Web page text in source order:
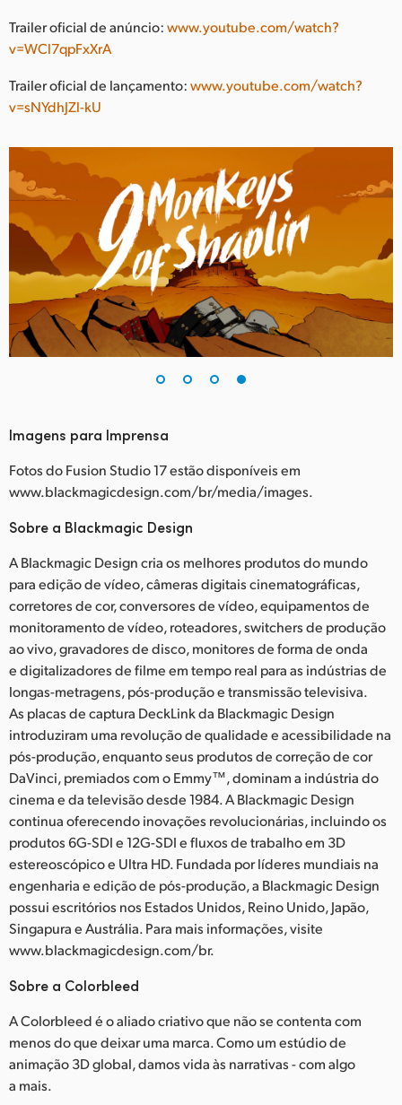
Trailer oficial de anúncio:www.youtube.com/watch?
v=WCl7qpFxXrA
Trailer oficial de lançamento:www.youtube.com/watch?
v=sNYdhJZl-kU
Imagens para Imprensa
Fotos do Fusion Studio 17 estão disponíveis em
www.blackmagicdesign.com/br/media/images.
Sobre a Blackmagic Design
A Blackmagic Design cria os melhores produtos do mundo
para edição de vídeo, câmeras digitais cinematográficas,
corretores de cor, conversores de vídeo, equipamentos de
monitoramento de vídeo, roteadores, switchers de produção
ao vivo, gravadores de disco, monitores de forma de onda
e digitalizadores de filme em tempo real para as indústrias de
longas-metragens, pós-produção e transmissão televisiva.
As placas de captura DeckLink da Blackmagic Design
introduziram uma revolução de qualidade e acessibilidade na
pós-produção, enquanto seus produtos de correção de cor
DaVinci, premiados com o Emmy™, dominam a indústria do
cinema e da televisão desde 1984. A Blackmagic Design
continua oferecendo inovações revolucionárias, incluindo os
produtos 6G-SDI e 12G-SDI e fluxos de trabalho em 3D
estereoscópico e Ultra HD. Fundada por líderes mundiais na
engenharia e edição de pós-produção, a Blackmagic Design
possui escritórios nos Estados Unidos, Reino Unido, Japão,
Singapura e Austrália. Para mais informações, visite
www.blackmagicdesign.com/br.
Sobre a Colorbleed
A Colorbleed é o aliado criativo que não se contenta com
menos do que deixar uma marca. Como um estúdio de
animação 3D global, damos vida às narrativas - com algo
a mais.